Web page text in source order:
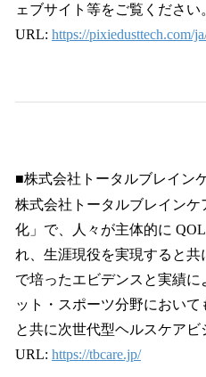
ェブサイト等をご覧ください
URL: https://pixiedusttech.com/
■株式会社トータルブレイン
株式会社トータルブレイン
化」で、人々が主体的に
れ、生涯現役を実現すると
で培ったエビデンスと実績
ット・スポーツ分野におい
と共に次世代型ヘルスケアビ
URL: https://tbcare.jp/